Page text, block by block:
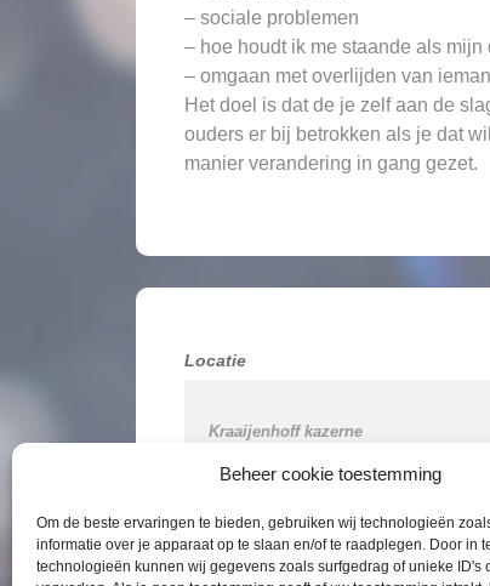
Beheer cookie toestemming
Om de beste ervaringen te bieden, gebruiken wij technologieën
informatie over je apparaat op te slaan en/of te raadplegen. Door in
technologieën kunnen wij gegevens zoals surfgedrag of unieke ID's
– sociale problemen
– hoe houdt ik me staande als
– omgaan met overlijden van
Het doel is dat de je zelf aan de
ouders er bij betrokken als je dat
manier verandering in gang gezet.
Locatie
Kraaijenhoff kazerne
Nijmegen
KvK
tel 0611309488